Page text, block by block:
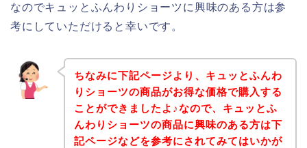
なのでキュッとふんわりショーツに興味のある方は参
考にしていただけると幸いです。
ちなみに下記ページより、キュッとふんわ
りショーツの商品がお得な価格で購入する
ことができましたよ♪なので、キュッとふ
んわりショーツの商品に興味のある方は下
記ページなどを参考にされてみてはいかが